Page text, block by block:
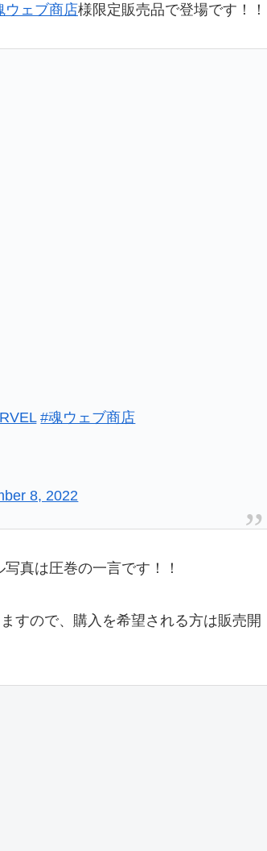
ウェブ商店様限定販売品で登場です！！
#魂ウェブ商店
8, 2022
真は圧巻の一言です！！
すので、購入を希望される方は販売開